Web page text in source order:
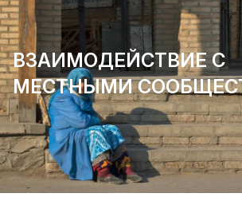
ВЗАИМОДЕЙСТВИЕ С
МЕСТНЫМИ